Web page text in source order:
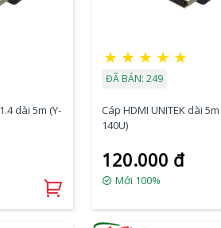
dài 5m (Y-
★ ★ ★ ★ ★
ĐÃ BÁN: 249
Cáp HDMI UNITEK dài 5m
140U)
120.000 đ
Mới 100%